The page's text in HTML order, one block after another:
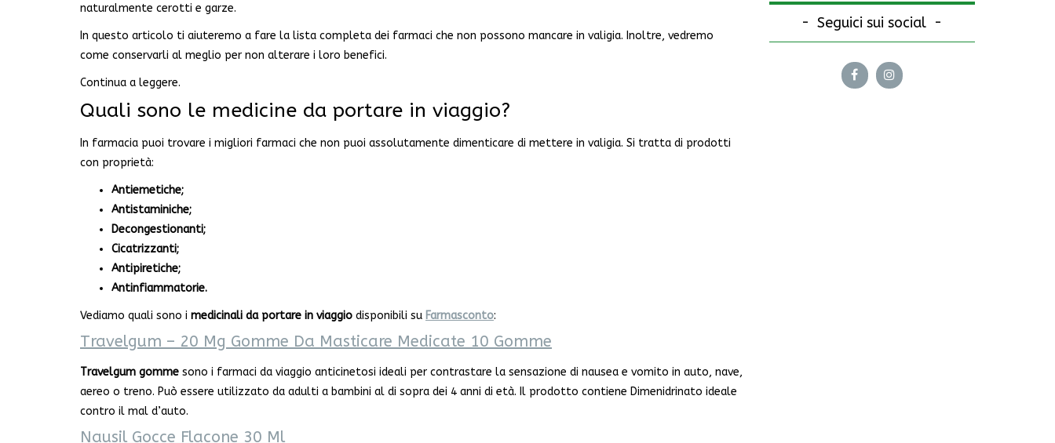
naturalmente cerotti e garze.
In questo articolo ti aiuteremo a fare la lista completa dei farmaci che non possono mancare in valigia. Inoltre, vedremo
come conservarli al meglio per non alterare i loro benefici.
Continua a leggere.
Quali sono le medicine da portare in viaggio?
In farmacia puoi trovare i migliori farmaci che non puoi assolutamente dimenticare di mettere in valigia. Si tratta di prodotti
con proprietà:
Antiemetiche;
Antistaminiche;
Decongestionanti;
Cicatrizzanti;
Antipiretiche;
Antinfiammatorie.
Vediamo quali sono i medicinali da portare in viaggio disponibili su Farmasconto:
Travelgum – 20 Mg Gomme Da Masticare Medicate 10 Gomme
Travelgum gomme sono i farmaci da viaggio anticinetosi ideali per contrastare la sensazione di nausea e vomito in auto, nave,
aereo o treno. Può essere utilizzato da adulti a bambini al di sopra dei 4 anni di età. Il prodotto contiene Dimenidrinato ideale
contro il mal d’auto.
Nausil Gocce Flacone 30 Ml
Seguici sui social